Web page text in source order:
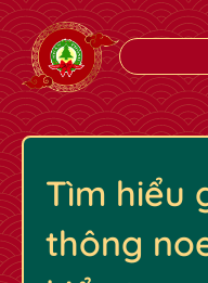
Tìm hiểu
thông